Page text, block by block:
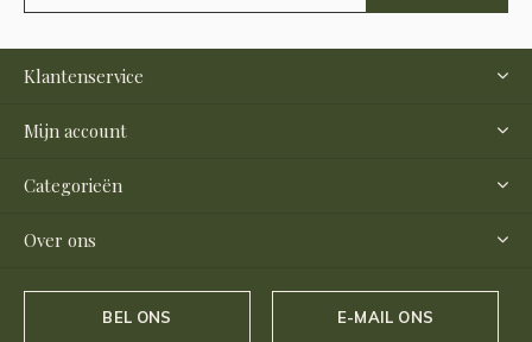
Klantenservice
Mijn account
Categorieën
Over ons
BEL ONS E-MAIL ONS